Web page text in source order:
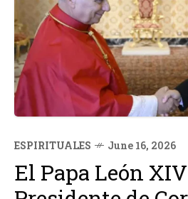
ESPIRITUALES June 16, 2026
El Papa León